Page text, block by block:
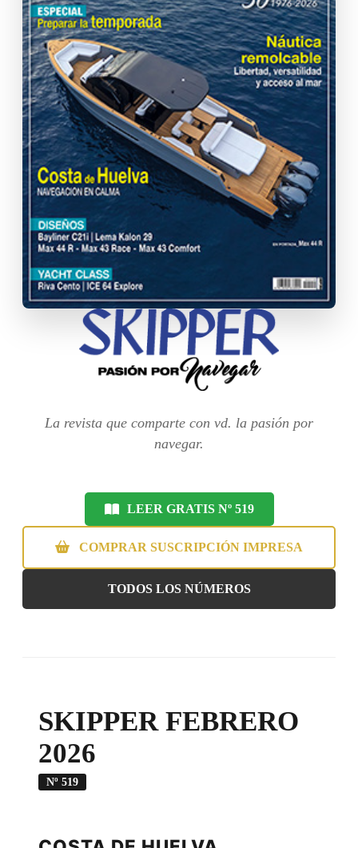
La revista que comparte con vd. la pasión por
navegar.
LEER GRATIS Nº 519
COMPRAR SUSCRIPCIÓN IMPRESA
TODOS LOS NÚMEROS
SKIPPER FEBRERO
2026
Nº 519